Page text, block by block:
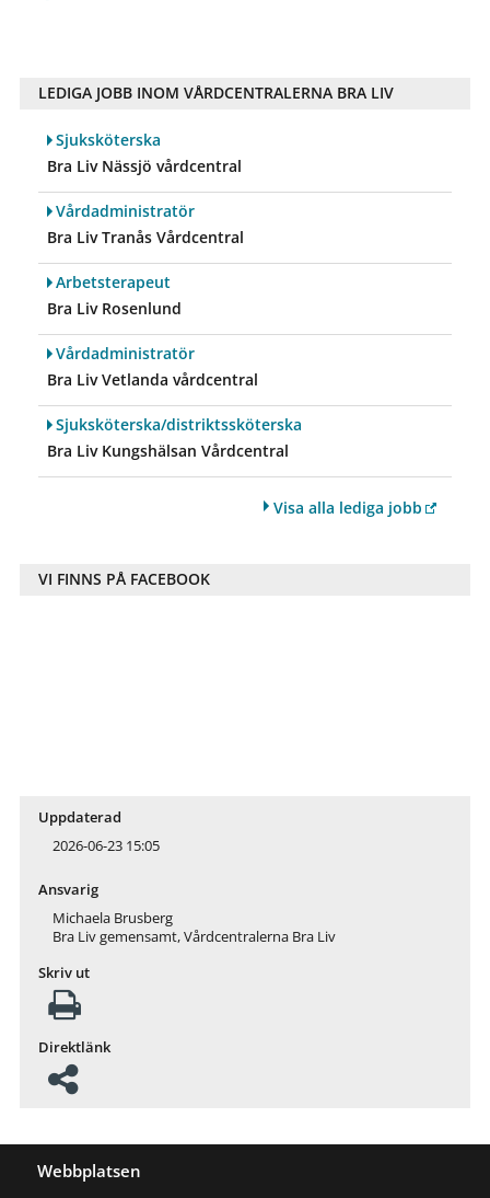
LEDIGA JOBB INOM VÅRDCENTRALERNA BRA LIV
Sjuksköterska
Bra Liv Nässjö vårdcentral
Vårdadministratör
Bra Liv Tranås Vårdcentral
Arbetsterapeut
Bra Liv Rosenlund
Vårdadministratör
Bra Liv Vetlanda vårdcentral
Sjuksköterska/distriktssköterska
Bra Liv Kungshälsan Vårdcentral
Visa alla lediga jobb
VI FINNS PÅ FACEBOOK
Uppdaterad
2026-06-23 15:05
Ansvarig
Michaela Brusberg
Bra Liv gemensamt, Vårdcentralerna Bra Liv
Skriv ut
Direktlänk
Webbplatsen